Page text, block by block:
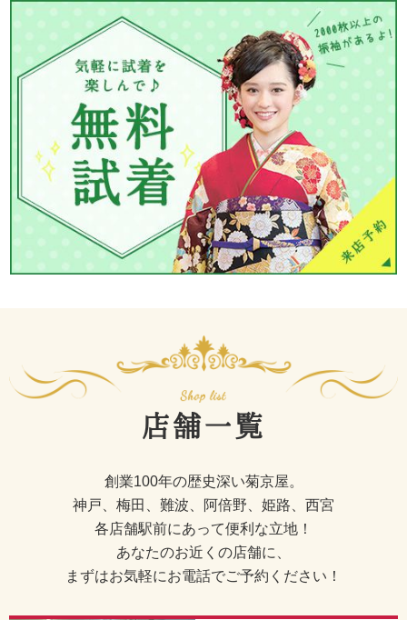
店舗一覧
創業100年の歴史深い菊京屋。
神戸、梅田、難波、阿倍野、姫路、西宮
各店舗駅前にあって便利な立地！
あなたのお近くの店舗に、
まずはお気軽にお電話でご予約ください！